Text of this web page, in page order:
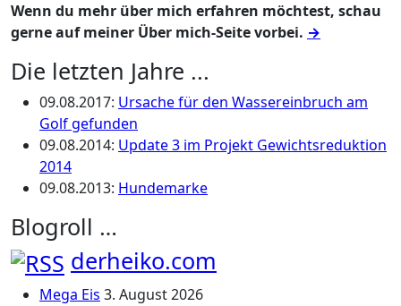
Wenn du mehr über mich erfahren möchtest, schau
gerne auf meiner Über mich-Seite vorbei. →
Die letzten Jahre ...
09.08.2017: Ursache für den Wassereinbruch am
Golf gefunden
09.08.2014: Update 3 im Projekt Gewichtsreduktion
2014
09.08.2013: Hundemarke
Blogroll …
derheiko.com
Mega Eis 3. August 2026